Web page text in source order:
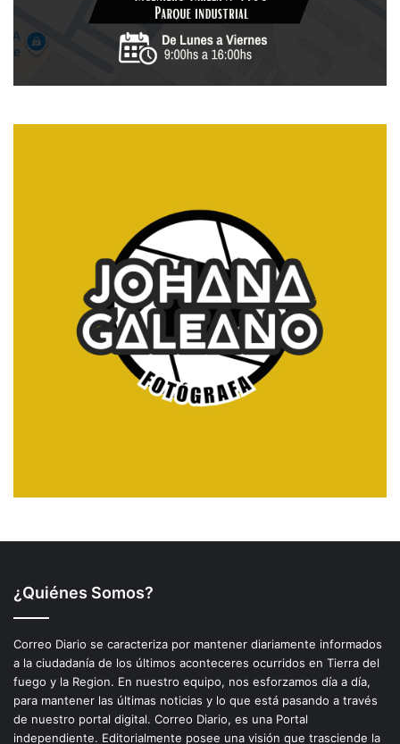
¿Quiénes Somos?
Correo Diario se caracteriza por mantener diariamente informados
a la ciudadanía de los últimos aconteceres ocurridos en Tierra del
fuego y la Region. En nuestro equipo, nos esforzamos día a día,
para mantener las últimas noticias y lo que está pasando a través
de nuestro portal digital. Correo Diario, es una Portal
independiente. Editorialmente posee una visión que trasciende la